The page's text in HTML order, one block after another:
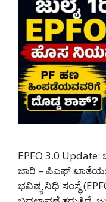
EPFO 3.0
ಜಾರಿ – ಪಿಎಫ್
ಭವಿಷ್ಯ ನಿಧಿ ಸಂಸ್ಥೆ